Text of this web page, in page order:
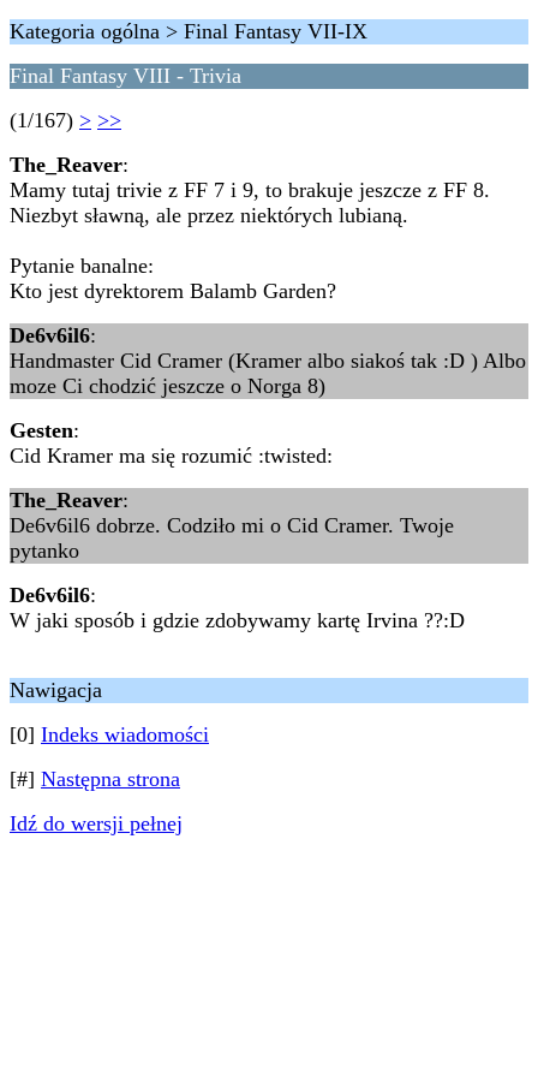
Kategoria ogólna > Final Fantasy VII-IX
Final Fantasy VIII - Trivia
(1/167) > >>
The_Reaver:
Mamy tutaj trivie z FF 7 i 9, to brakuje jeszcze z FF 8.
Niezbyt sławną, ale przez niektórych lubianą.
Pytanie banalne:
Kto jest dyrektorem Balamb Garden?
De6v6il6:
Handmaster Cid Cramer (Kramer albo siakoś tak :D ) Albo
moze Ci chodzić jeszcze o Norga 8)
Gesten:
Cid Kramer ma się rozumić :twisted:
The_Reaver:
De6v6il6 dobrze. Codziło mi o Cid Cramer. Twoje
pytanko
De6v6il6:
W jaki sposób i gdzie zdobywamy kartę Irvina ??:D
Nawigacja
[0] Indeks wiadomości
[#] Następna strona
Idź do wersji pełnej